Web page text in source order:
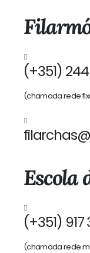
(+351)
(chamada rede
Escola
(+351) 917
(chamada rede